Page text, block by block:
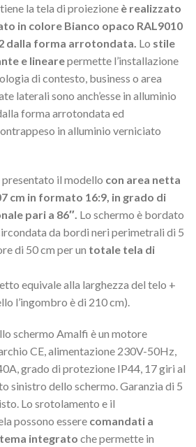
la tela di proiezione è realizzato
in colore Bianco opaco RAL9010
dalla forma arrotondata. Lo stile
e linearepermette l’installazione
di contesto, business o area
laterali sono anch’esse in alluminio
forma arrotondata ed
in alluminio verniciato
presentato il modello con area netta
cm in formato 16:9, in grado di
pari a 86″. Lo schermo è bordato
da bordi neri perimetrali di 5
di 50 cm per un totale tela di
equivale alla larghezza del telo +
l’ingombro è di 210 cm).
schermo Amalfi è un motore
CE, alimentazione 230V-50Hz,
grado di protezione IP44, 17 giri al
sinistro dello schermo. Garanzia di 5
Lo srotolamento e il
possono essere comandati a
integrato che permette in